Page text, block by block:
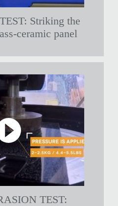
Striking the
ceramic panel
TEST: